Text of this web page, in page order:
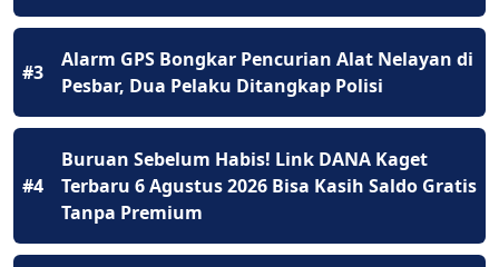
#3
Alarm GPS Bongkar Pencurian Alat Nelayan di
Pesbar, Dua Pelaku Ditangkap Polisi
#4
Buruan Sebelum Habis! Link DANA Kaget
Terbaru 6 Agustus 2026 Bisa Kasih Saldo Gratis
Tanpa Premium